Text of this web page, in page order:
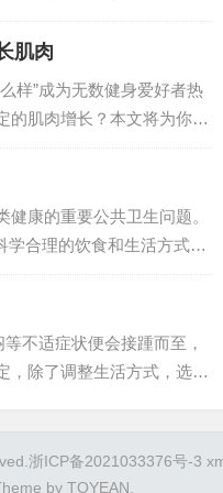
节中发挥着不可替代的作
肌肉
样”成为无数健身爱好者热
的肌肉增长？本文将为你详
康的重要公共卫生问题。
学合理的饮食和生活方式干
两方面，为您详细介绍糖
不适症状便会接踵而至，
，除了调整生活方式，选择
浙ICP备2021033376号-3
by TOYEAN